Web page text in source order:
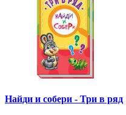
Найди и собери - Три в ряд